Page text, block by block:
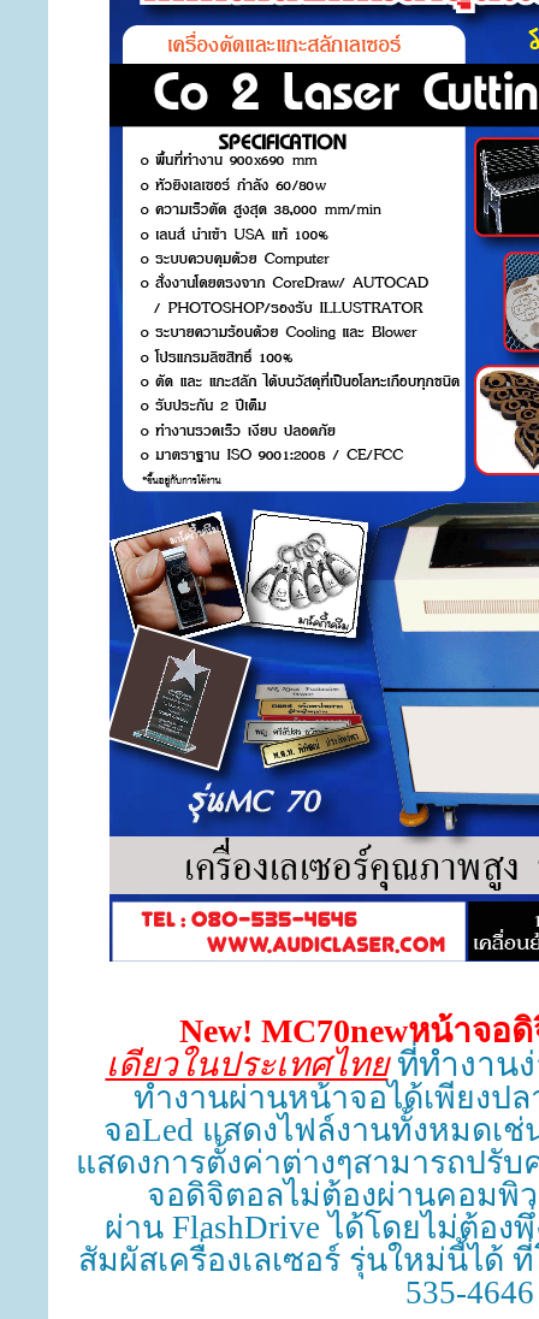
New! MC70newหน้าจอ
เดียวในประเทศไทยที่ทำงาน
ทำงานผ่านหน้าจอได้เพียงป
จอLed แสดงไฟล์งานทั้งหมดเช่
แสดงการตั้งค่าต่างๆสามารถปรั
จอดิจิตอลไม่ต้องผ่านคอมพิ
ผ่าน FlashDriveได้โดยไม่ต้อง
สัมผัสเครื่องเลเซอร์ รุ่นใหม่นี้ได้
535-4646